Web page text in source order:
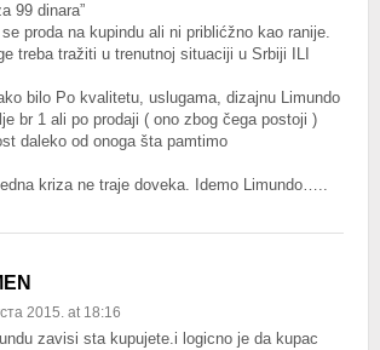
99 dinara”
se proda na kupindu ali ni priblićžno kao ranije.
treba tražiti u trenutnoj situaciji u Srbiji ILI
bilo Po kvalitetu, uslugama, dizajnu Limundo
br 1 ali po prodaji ( ono zbog čega postoji )
daleko od onoga šta pamtimo
kriza ne traje doveka. Idemo Limundo…..
2015. at 18:16
zavisi sta kupujete.i logicno je da kupac